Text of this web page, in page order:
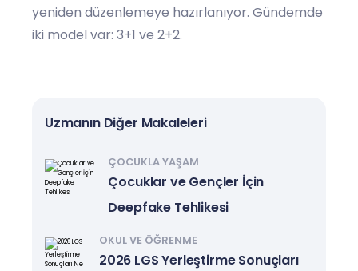
yeniden düzenlemeye hazırlanıyor. Gündemde
iki model var: 3+1 ve 2+2.
Uzmanın Diğer Makaleleri
ÇOCUKLA YAŞAM
Çocuklar ve Gençler İçin
Deepfake Tehlikesi
OKUL VE ÖĞRENME
2026 LGS Yerleştirme Sonuçları